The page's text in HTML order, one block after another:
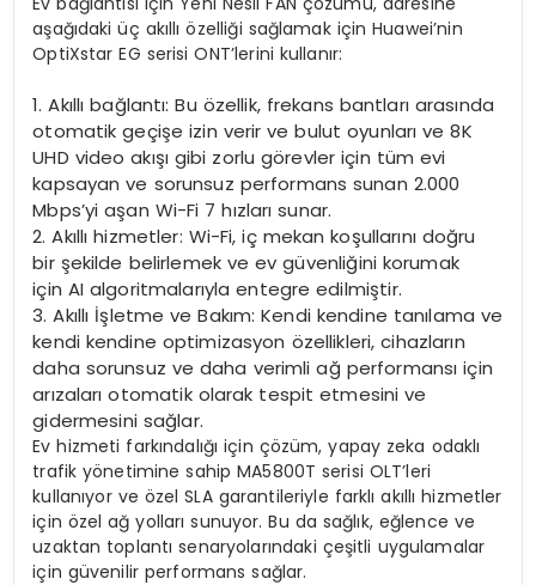
aşağıdaki üç akıllı özelliği sağlamak için Huawei’nin
OptiXstar EG serisi ONT’lerini kullanır:
1. Akıllı bağlantı: Bu özellik, frekans bantları arasında
otomatik geçişe izin verir ve bulut oyunları ve 8K
UHD video akışı gibi zorlu görevler için tüm evi
kapsayan ve sorunsuz performans sunan 2.000
Mbps’yi aşan Wi-Fi 7 hızları sunar.
2. Akıllı hizmetler: Wi-Fi, iç mekan koşullarını doğru
bir şekilde belirlemek ve ev güvenliğini korumak
için AI algoritmalarıyla entegre edilmiştir.
3. Akıllı İşletme ve Bakım: Kendi kendine tanılama ve
kendi kendine optimizasyon özellikleri, cihazların
daha sorunsuz ve daha verimli ağ performansı için
arızaları otomatik olarak tespit etmesini ve
gidermesini sağlar.
Ev hizmeti farkındalığı için çözüm, yapay zeka odaklı
trafik yönetimine sahip MA5800T serisi OLT’leri
kullanıyor ve özel SLA garantileriyle farklı akıllı hizmetler
için özel ağ yolları sunuyor. Bu da sağlık, eğlence ve
uzaktan toplantı senaryolarındaki çeşitli uygulamalar
için güvenilir performans sağlar.